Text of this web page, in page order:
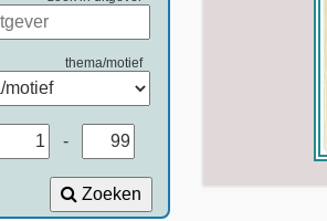
thema/motief
-
Zoeken